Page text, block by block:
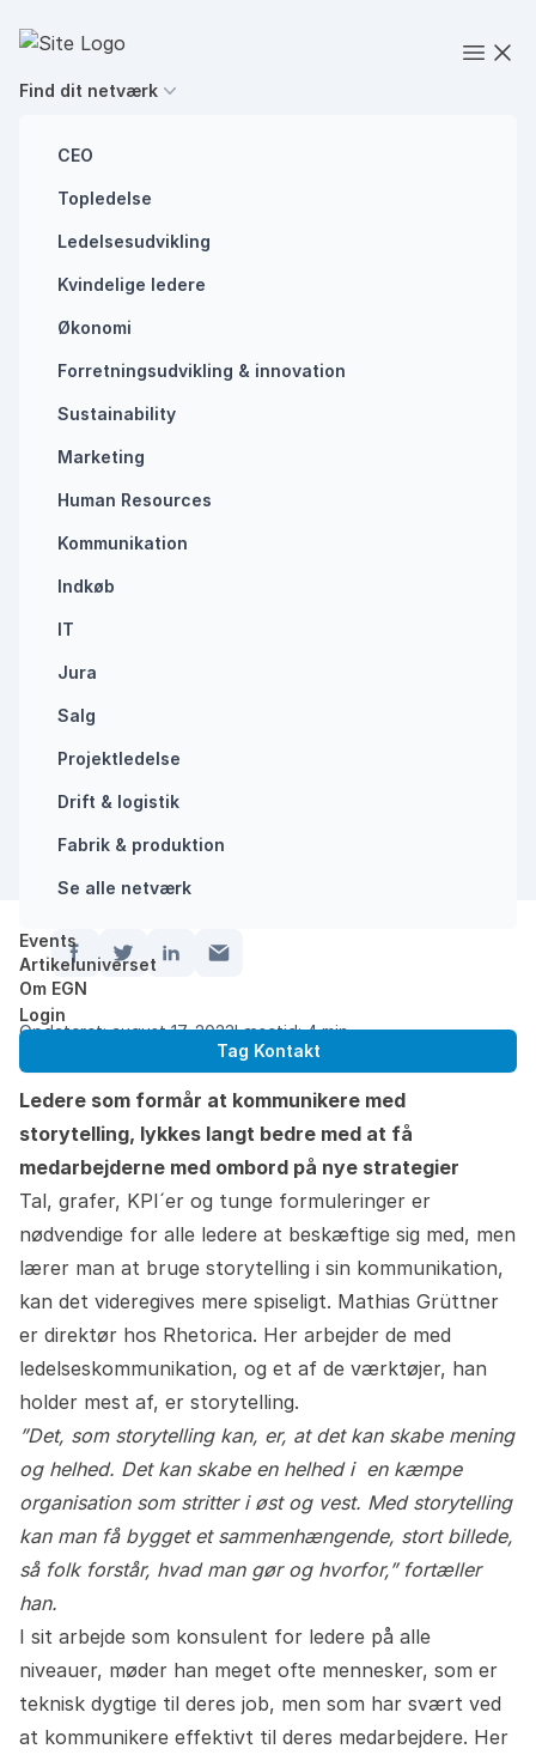
Executives' Global Network
Find dit netværk
CEO
Topledelse
Ledelsesudvikling
Kvindelige ledere
Økonomi
Forretningsudvikling ​& innovation​
Sustainability
Marketing
Human Resources
Kommunikation
Indkøb
IT
Jura
Salg
Projektledelse
Drift & logistik
Fabrik & produktion
Se alle netværk
Events
Artikeluniverset
Om EGN
Login
Tag Kontakt
Strategisk
kommunikation
bliver nemmere
med storytelling
FORANDRINGSSTRATEGI
Del:
Forside
Opdateret: august 17, 2023Læsetid: 4 min
Ledere som formår at kommunikere med
storytelling, lykkes langt bedre med at få
medarbejderne med ombord på nye strategier
Tal, grafer, KPI´er og tunge formuleringer er
nødvendige for alle ledere at beskæftige sig med, men
lærer man at bruge storytelling i sin kommunikation,
kan det videregives mere spiseligt. Mathias Grüttner
er direktør hos Rhetorica. Her arbejder de med
ledelseskommunikation, og et af de værktøjer, han
holder mest af, er storytelling.
”Det, som storytelling kan, er, at det kan skabe mening
og helhed. Det kan skabe en helhed i en kæmpe
organisation som stritter i øst og vest. Med storytelling
kan man få bygget et sammenhængende, stort billede,
så folk forstår, hvad man gør og hvorfor,” fortæller
han.
I sit arbejde som konsulent for ledere på alle
niveauer, møder han meget ofte mennesker, som er
teknisk dygtige til deres job, men som har svært ved
at kommunikere effektivt til deres medarbejdere. Her